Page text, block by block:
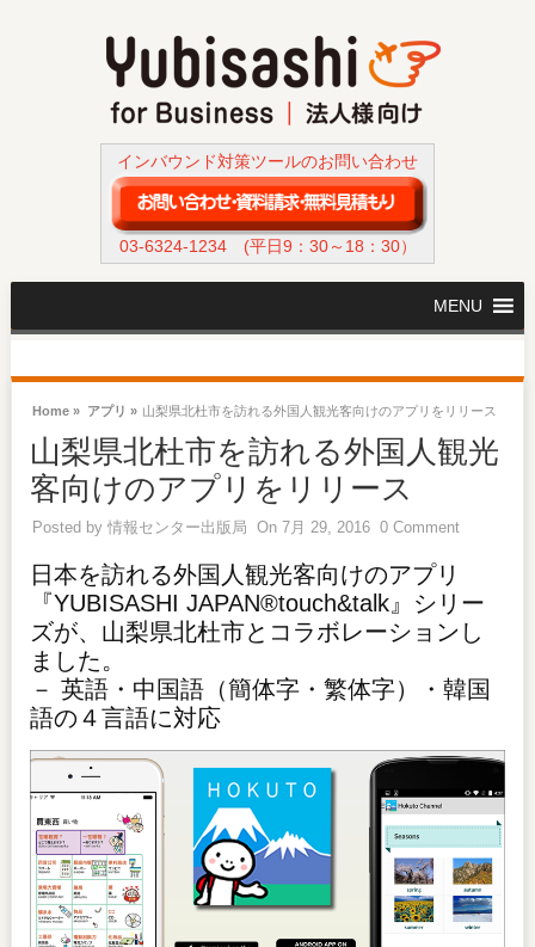
インバウンド対策ツールのお問い合わせ
03-6324-1234(平日9：30～18：30）
MENU
Home » アプリ » 山梨県北杜市を訪れる外国人観光客向けのアプリをリリース
山梨県北杜市を訪れる外国人観光
客向けのアプリをリリース
Posted by 情報センター出版局 On 7月 29, 2016 0 Comment
日本を訪れる外国人観光客向けのアプリ
『YUBISASHI JAPAN®touch&talk』シリー
ズが、山梨県北杜市とコラボレーションし
ました。
－ 英語・中国語（簡体字・繁体字）・韓国
語の４言語に対応